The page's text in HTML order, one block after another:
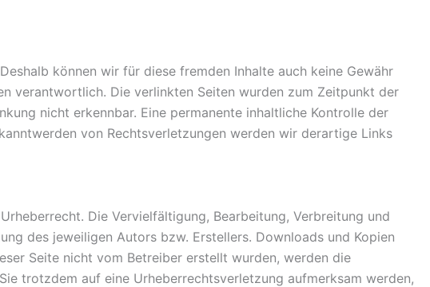
können wir für diese fremden Inhalte auch keine Gewähr
verantwortlich. Die verlinkten Seiten wurden zum Zeitpunkt der
nicht erkennbar. Eine permanente inhaltliche Kontrolle der
von Rechtsverletzungen werden wir derartige Links
Die Vervielfältigung, Bearbeitung, Verbreitung und
des jeweiligen Autors bzw. Erstellers. Downloads und Kopien
Seite nicht vom Betreiber erstellt wurden, werden die
trotzdem auf eine Urheberrechtsverletzung aufmerksam werden,